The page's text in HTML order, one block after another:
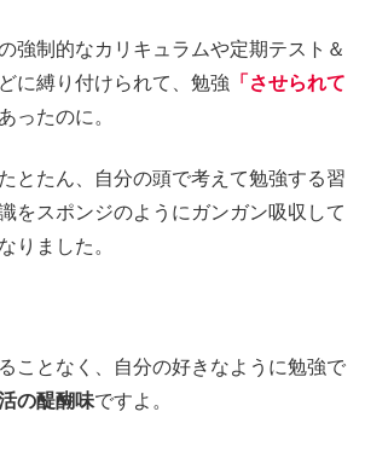
強制的なカリキュラムや定期テスト＆
に縛り付けられて、勉強 「させられて
ったのに。
とたん、自分の頭で考えて勉強する習
をスポンジのようにガンガン吸収して
りました。
ことなく、自分の好きなように勉強で
の醍醐味ですよ。